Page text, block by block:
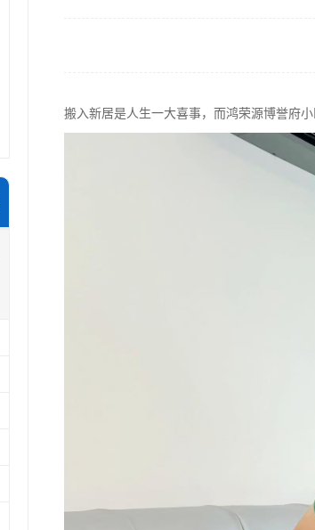
搬入新居是人生一大喜事，而鸿荣源博誉府